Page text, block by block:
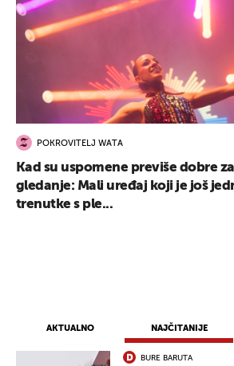
AKTUALNO NAJČITANIJE
BURE BARUTA
POKROVITELJ WATA
Kad su uspomene previše dobre
gledanje: Mali uređaj koji je još
trenutke s ple...